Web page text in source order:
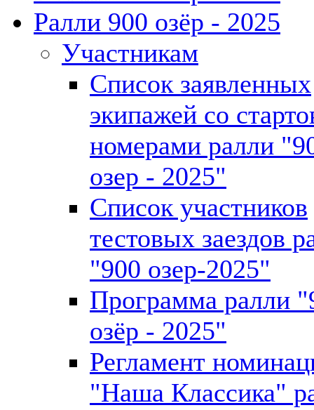
Ралли 900 озёр - 2025
Участникам
Список заявленных
экипажей со
номерами ралли
озер - 2025"
Список участников
тестовых заездов
"900 озер-2025"
Программа ралли
озёр - 2025"
Регламент
"Наша Классика"